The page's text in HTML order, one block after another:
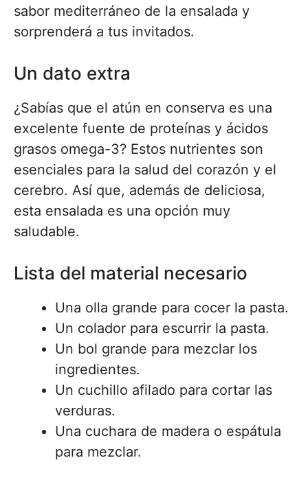
sabor mediterráneo de la ensalada y
sorprenderá a tus invitados.
Un dato extra
¿Sabías que el atún en conserva es una
excelente fuente de proteínas y ácidos
grasos omega-3? Estos nutrientes son
esenciales para la salud del corazón y el
cerebro. Así que, además de deliciosa,
esta ensalada es una opción muy
saludable.
Lista del material necesario
Una olla grande para cocer la pasta.
Un colador para escurrir la pasta.
Un bol grande para mezclar los
ingredientes.
Un cuchillo afilado para cortar las
verduras.
Una cuchara de madera o espátula
para mezclar.